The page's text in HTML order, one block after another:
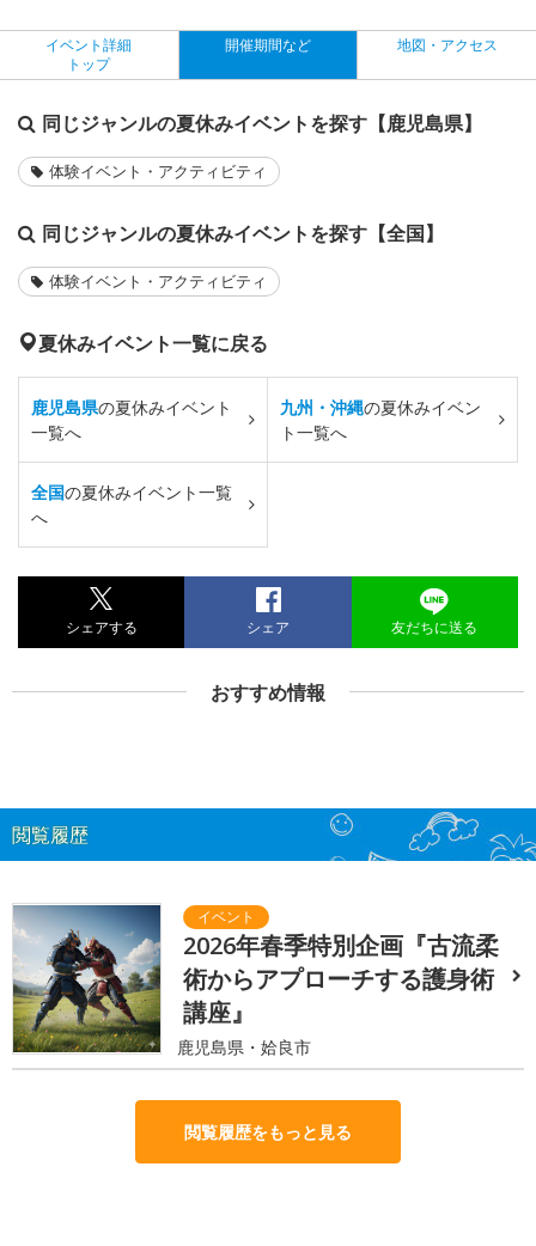
イベント詳細
トップ
開催期間など 地図・アクセス
同じジャンルの夏休みイベントを探す【鹿児島県】
体験イベント・アクティビティ
同じジャンルの夏休みイベントを探す【全国】
体験イベント・アクティビティ
夏休みイベント一覧に戻る
鹿児島県の夏休みイベント
一覧へ
九州・沖縄の夏休みイベン
ト一覧へ
全国の夏休みイベント一覧
へ
シェアする シェア 友だちに送る
おすすめ情報
閲覧履歴
2026年春季特別企画『古流柔
術からアプローチする護身術
講座』
鹿児島県・姶良市
閲覧履歴をもっと見る